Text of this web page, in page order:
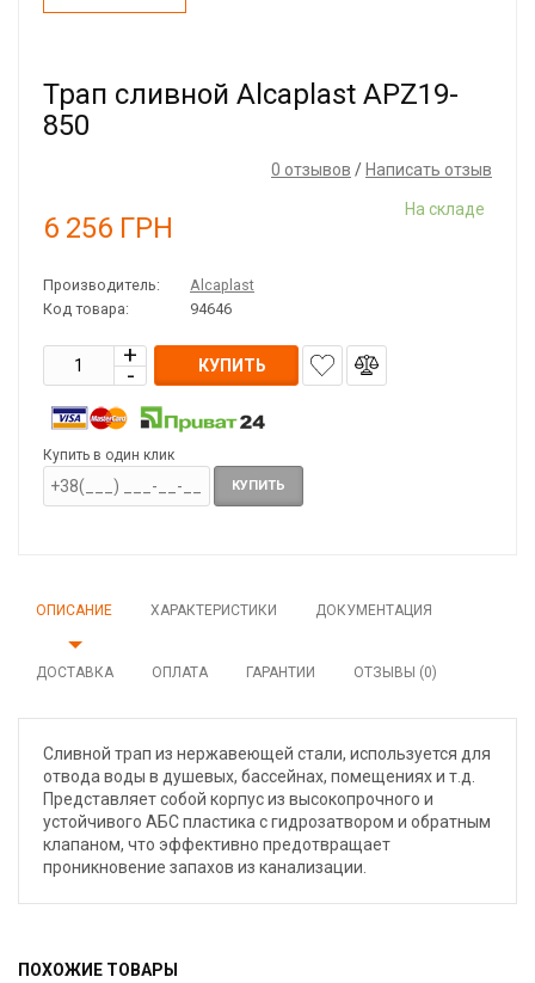
Трап сливной Alcaplast APZ19-
850
0 отзывов / Написать отзыв
6 256 ГРН
На складе
Производитель:
Alcaplast
Код товара:
94646
КУПИТЬ
Купить в один клик
КУПИТЬ
ОПИСАНИЕ ХАРАКТЕРИСТИКИ ДОКУМЕНТАЦИЯ
ДОСТАВКА ОПЛАТА ГАРАНТИИ ОТЗЫВЫ (0)
Сливной трап из нержавеющей стали, используется для
отвода воды в душевых, бассейнах, помещениях и т.д.
Представляет собой корпус из высокопрочного и
устойчивого АБС пластика с гидрозатвором и обратным
клапаном, что эффективно предотвращает
проникновение запахов из канализации.
ПОХОЖИЕ ТОВАРЫ